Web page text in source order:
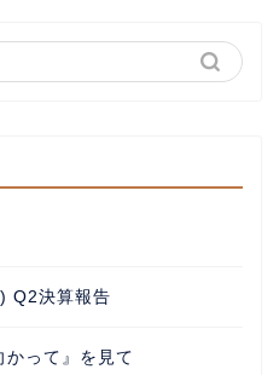
Q2決算報告
かって』を見て